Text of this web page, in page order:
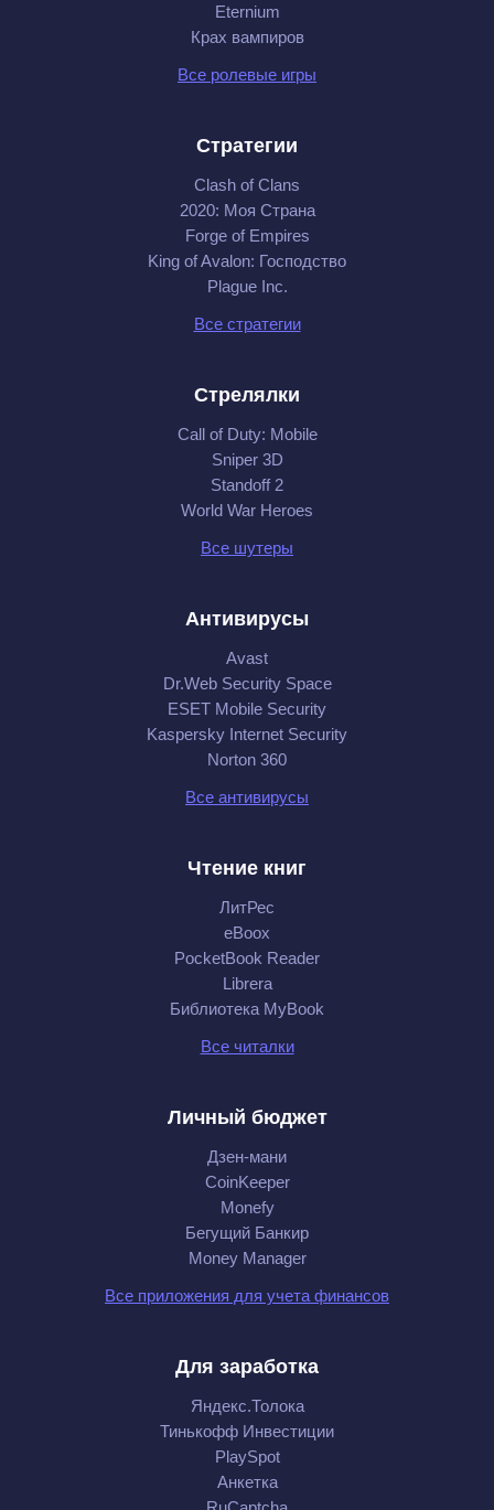
Eternium
Крах вампиров
Все ролевые игры
Стратегии
Clash of Clans
2020: Моя Cтрана
Forge of Empires
King of Avalon: Господство
Plague Inc.
Все стратегии
Стрелялки
Call of Duty: Mobile
Sniper 3D
Standoff 2
World War Heroes
Все шутеры
Антивирусы
Avast
Dr.Web Security Space
ESET Mobile Security
Kaspersky Internet Security
Norton 360
Все антивирусы
Чтение книг
ЛитРес
eBoox
PocketBook Reader
Librera
Библиотека MyBook
Все читалки
Личный бюджет
Дзен-мани
CoinKeeper
Monefy
Бегущий Банкир
Money Manager
Все приложения для учета финансов
Для заработка
Яндекс.Толока
Тинькофф Инвестиции
PlaySpot
Анкетка